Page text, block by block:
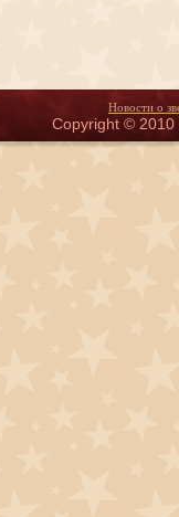
Новости о
Copyright © 2010